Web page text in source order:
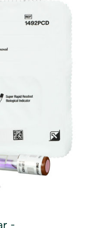
integraattorin (CI)
pakkausta
-